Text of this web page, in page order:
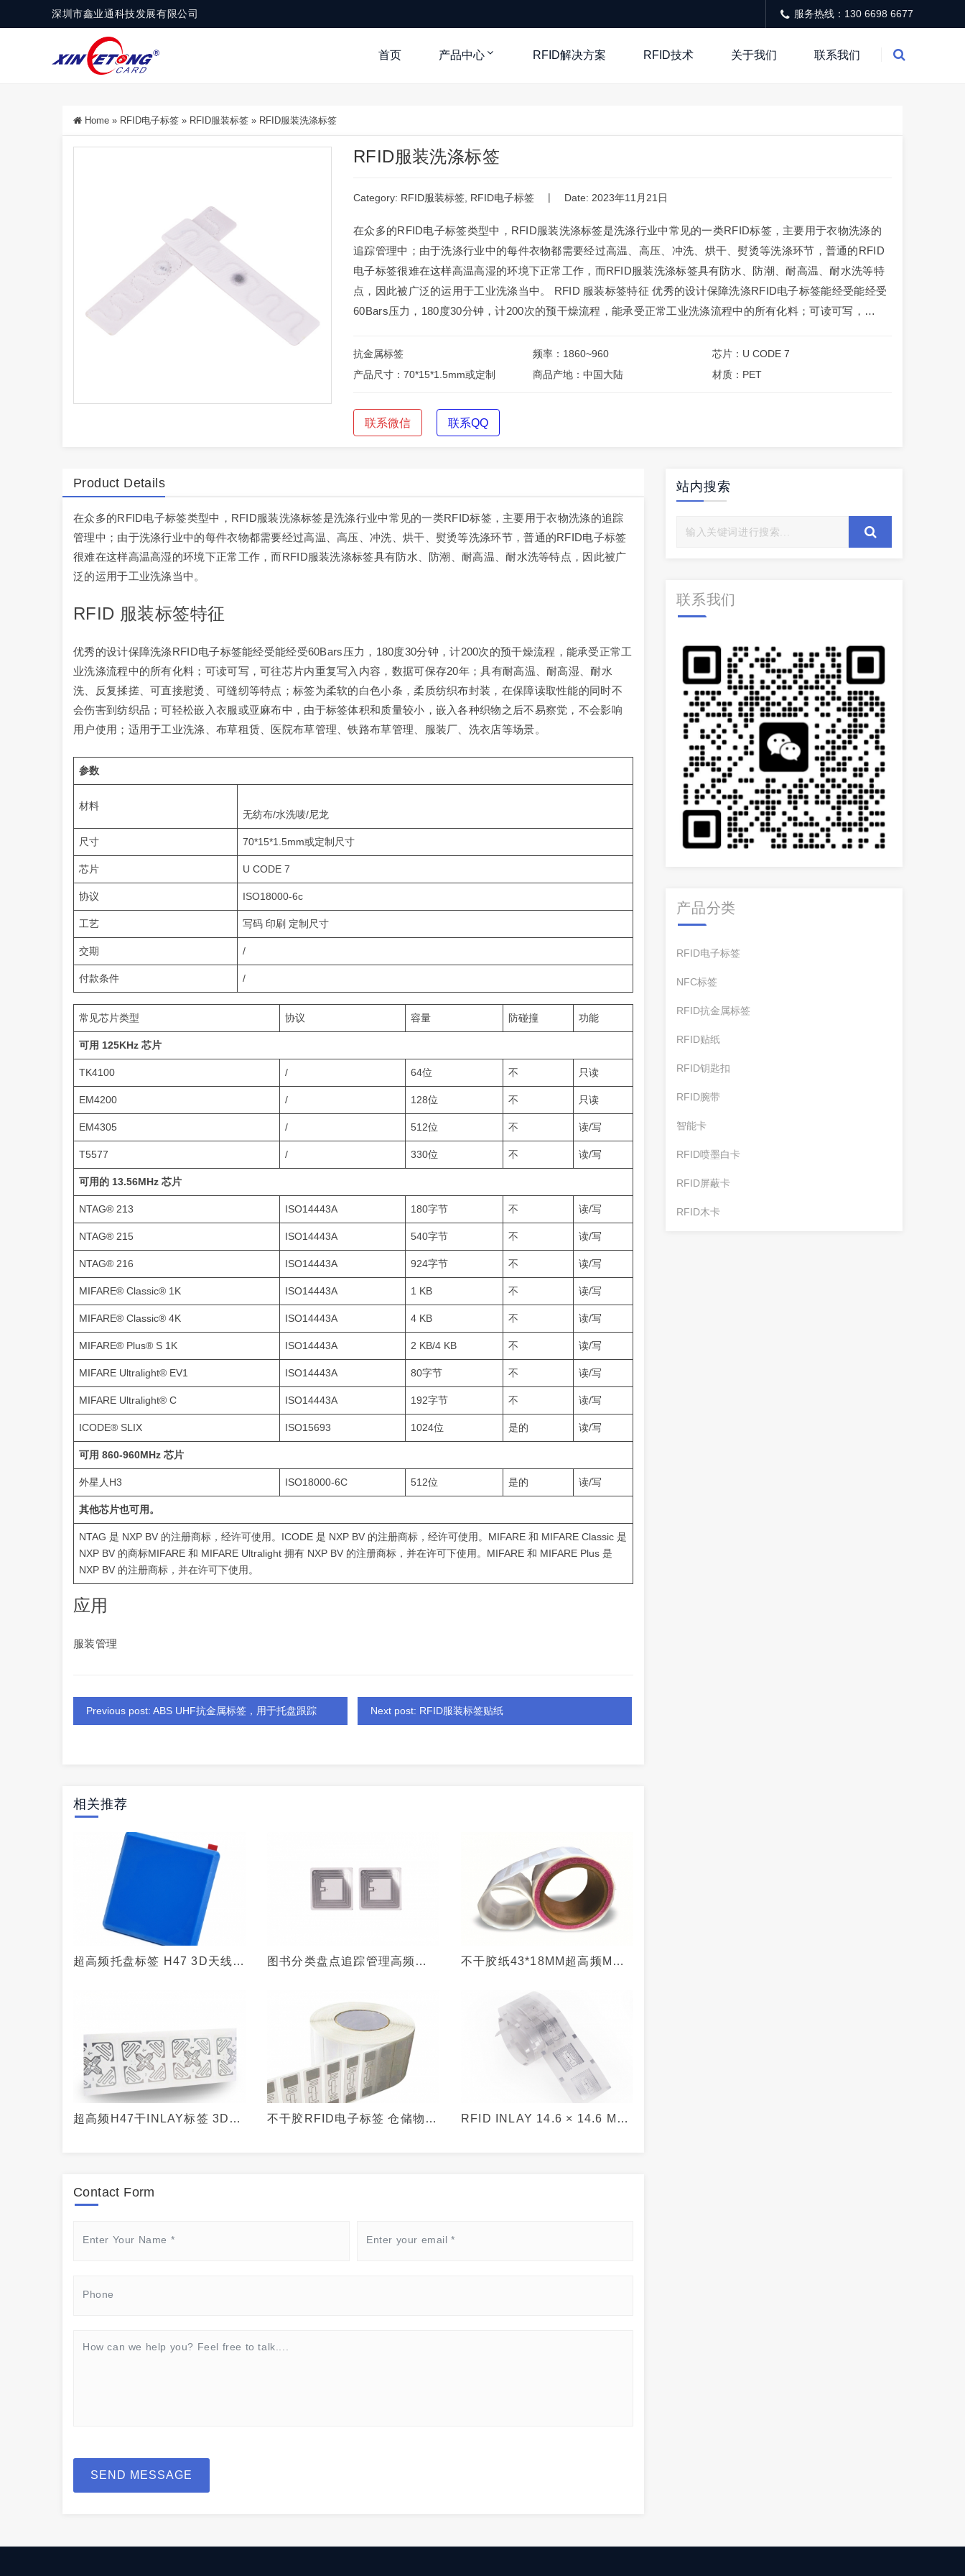
深圳市鑫业通科技发展有限公司 服务热线：130 6698 6677
首页 产品中心 RFID解决方案 RFID技术 关于我们 联系我们
Home » RFID电子标签 » RFID服装标签 » RFID服装洗涤标签
RFID服装洗涤标签
Category: RFID服装标签 RFID电子标签 | Date: 2023年11月21日
在众多的RFID电子标签类型中，RFID服装洗涤标签是洗涤行业中常见的一类RFID标签，主要用于衣物洗涤的
追踪管理中；由于洗涤行业中的每件衣物都需要经过高温、高压、冲洗、烘干、熨烫等洗涤环节，普通的RFID
电子标签很难在这样高温高湿的环境下正常工作，而RFID服装洗涤标签具有防水、防潮、耐高温、耐水洗等特
点，因此被广泛的运用于工业洗涤当中。 RFID 服装标签特征 优秀的设计保障洗涤RFID电子标签能经受能经受
60Bars压力，180度30分钟，计200次的预干燥流程，能承受正常工业洗涤流程中的所有化料；可读可写，…
抗金属标签 频率：1860~960
芯片：U CODE 7
产品尺寸：70*15*1.5mm或定制
商品产地：中国大陆 材质：PET
联系微信 联系QQ
Product Details
在众多的RFID电子标签类型中，RFID服装洗涤标签是洗涤行业中常见的一类RFID标签，主要用于衣物洗涤的追踪
管理中；由于洗涤行业中的每件衣物都需要经过高温、高压、冲洗、烘干、熨烫等洗涤环节，普通的RFID电子标签
很难在这样高温高湿的环境下正常工作，而RFID服装洗涤标签具有防水、防潮、耐高温、耐水洗等特点，因此被广
泛的运用于工业洗涤当中。
RFID 服装标签特征
优秀的设计保障洗涤RFID电子标签能经受能经受60Bars压力，180度30分钟，计200次的预干燥流程，能承受正常工
业洗涤流程中的所有化料；可读可写，可往芯片内重复写入内容，数据可保存20年；具有耐高温、耐高湿、耐水
洗、反复揉搓、可直接慰烫、可缝纫等特点；标签为柔软的白色小条，柔质纺织布封装，在保障读取性能的同时不
会伤害到纺织品；可轻松嵌入衣服或亚麻布中，由于标签体积和质量较小，嵌入各种织物之后不易察觉，不会影响
用户使用；适用于工业洗涤、布草租赁、医院布草管理、铁路布草管理、服装厂、洗衣店等场景。
参数
材料
无纺布/水洗唛/尼龙
尺寸 70*15*1.5mm或定制尺寸
芯片 U CODE 7
协议 ISO18000-6c
工艺 写码 印刷 定制尺寸
交期 /
付款条件 /
常见芯片类型 协议 容量 防碰撞 功能
可用 125KHz 芯片
TK4100 / 64位 不 只读
EM4200 / 128位 不 只读
EM4305 / 512位 不 读/写
T5577 / 330位 不 读/写
可用的 13.56MHz 芯片
NTAG® 213 ISO14443A 180字节 不 读/写
NTAG® 215 ISO14443A 540字节 不 读/写
NTAG® 216 ISO14443A 924字节 不 读/写
MIFARE® Classic® 1K ISO14443A 1 KB 不 读/写
MIFARE® Classic® 4K ISO14443A 4 KB 不 读/写
MIFARE® Plus® S 1K ISO14443A 2 KB/4 KB 不 读/写
MIFARE Ultralight® EV1 ISO14443A 80字节 不 读/写
MIFARE Ultralight® C ISO14443A 192字节 不 读/写
ICODE® SLIX ISO15693 1024位 是的 读/写
可用 860-960MHz 芯片
外星人H3 ISO18000-6C 512位 是的 读/写
其他芯片也可用。
NTAG 是 NXP BV 的注册商标，经许可使用。ICODE 是 NXP BV 的注册商标，经许可使用。MIFARE 和 MIFARE Classic 是
NXP BV 的商标MIFARE 和 MIFARE Ultralight 拥有 NXP BV 的注册商标，并在许可下使用。MIFARE 和 MIFARE Plus 是
NXP BV 的注册商标，并在许可下使用。
应用
服装管理
Previous post: ABS UHF抗金属标签，用于托盘跟踪 Next post: RFID服装标签贴纸
相关推荐
超高频托盘标签 H47 3D天线
图书分类盘点追踪管理高频
不干胶纸43*18MM超高频MR6
超高频H47干INLAY标签 3D天
不干胶RFID电子标签 仓储物流
RFID INLAY 14.6 × 14.6 MM
Contact Form
SEND MESSAGE
站内搜索
联系我们
产品分类
RFID电子标签
NFC标签
RFID抗金属标签
RFID贴纸
RFID钥匙扣
RFID腕带
智能卡
RFID喷墨白卡
RFID屏蔽卡
RFID木卡